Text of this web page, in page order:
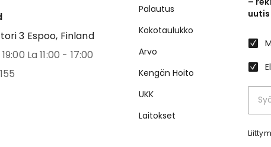
3 Espoo, Finland
La 11:00 - 17:00
Palautus
Kokotaulukko
Arvo
Kengän Hoito
UKK
Laitokset